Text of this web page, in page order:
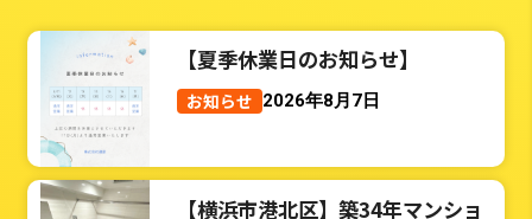
【夏季休業日のお知らせ】
お知らせ 2026年8月7日
【横浜市港北区】築34年マンショ